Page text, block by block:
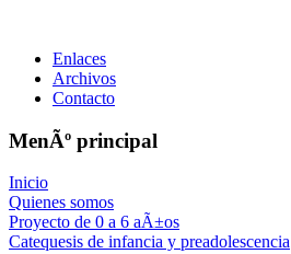
Enlaces
Archivos
Contacto
MenÃº principal
Inicio
Quienes somos
Proyecto de 0 a 6 aÃ±os
Catequesis de infancia y preadolescencia